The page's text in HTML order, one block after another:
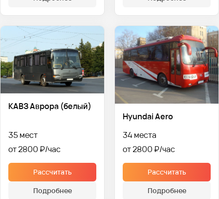
КАВЗ Аврора (белый)
35 мест
от 2800 ₽
Рассчитать
Подробнее
Hyundai Aero
34 места
от 2800 ₽
Рассчитать
Подробнее